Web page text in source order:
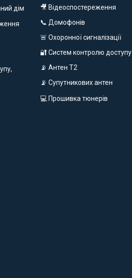
дім
🎥 Відеоспостереження
📞 Домофонів
🚨 Охоронної сигналізації
🔐 Систем контролю доступу
📡 Антен Т2
📡 Супутникових антен
💻 Прошивка тюнерів